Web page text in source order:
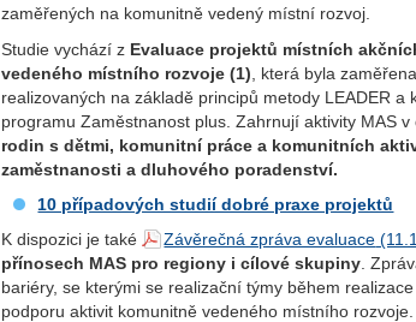
zaměřených na komunitně vedený místní rozvoj.
Studie vychází z Evaluace projektů místních
vedeného místního rozvoje (1) , která byla
realizovaných na základě principů metody LEADER
programu Zaměstnanost plus. Zahrnují aktivity MAS
rodin s dětmi, komunitní práce a komunitních
zaměstnanosti a dluhového poradenství.
10 případových studií dobré praxe projektů
K dispozici je také
Závěrečná zpráva evaluace
přínosech MAS pro regiony i cílové skupiny .
bariéry, se kterými se realizační týmy během
podporu aktivit komunitně vedeného místního